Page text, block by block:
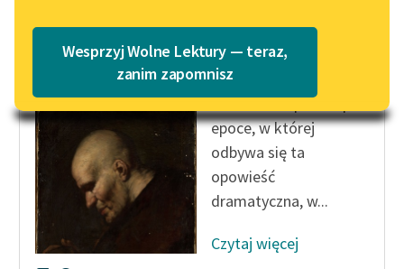
Lektury szkolne i klasyka
literatury do słuchania dla
uczennic i uczniów z
niepełnosprawnościami
E-kolekcja lektur
szkolnych i literatury do
słuchania dla uczennic i
uczniów z
niepełnosprawnościami
Katalog w formacie PDF
Wesprzyj Wolne Lektury — teraz,
zanim zapomnisz
Król Dżumiec
Na wiele lat przed i po
epoce, w której
odbywa się ta
opowieść
dramatyczna, w...
Czytaj więcej